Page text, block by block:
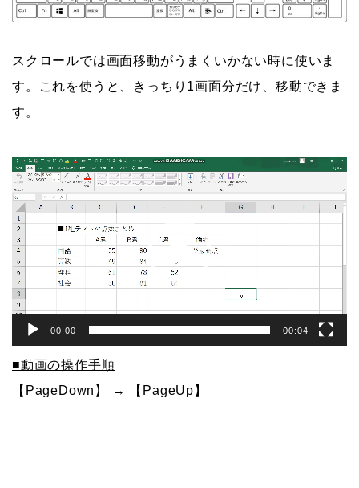
スクロールでは画面移動がうまくいかない時に使いま
す。これを使うと、きっちり1画面分だけ、移動できま
す。
動
画
プ
レ
ー
ヤ
ー
00:00 00:04
■動画の操作手順
【PageDown】 → 【PageUp】